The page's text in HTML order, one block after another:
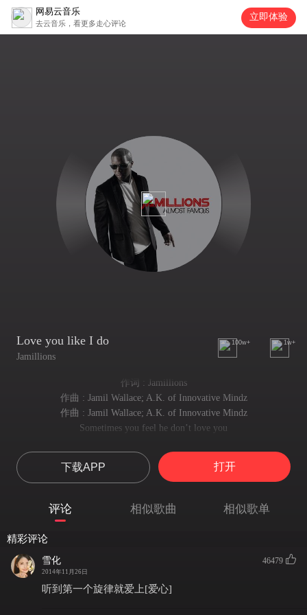
网易云音乐
去云音乐，看更多走心评论
立即体验
Love you like I do
Jamillions
100w+ 1w+
作词 : Jamillions
作曲 : Jamil Wallace; A.K. of Innovative Mindz
作曲 : Jamil Wallace; A.K. of Innovative Mindz
Sometimes you feel he don’t love you
Strumming your pain with his finger nails to make it hurt
用他的指甲随意弹弄你的心弦，让你心痛
Sometimes you feel he don’t want you
有时他真的不爱惜你
No matter how you try he just dont seem to know your worth
所有交流都只经由卫星网络
下载APP 打开
评论 相似歌曲 相似歌单
精彩评论
雪化
2014年11月26日
46479
听到第一个旋律就爱上[爱心]